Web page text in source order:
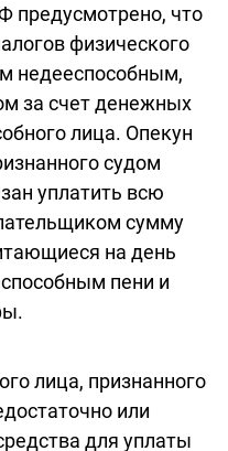
предусмотрено, что
физического
недееспособным,
за счет денежных
лица. Опекун
судом
уплатить всю
сумму
на день
пени и
лица, признанного
или
для уплаты